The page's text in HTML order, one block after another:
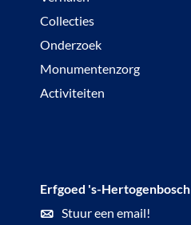
Collecties
Onderzoek
Monumentenzorg
Activiteiten
Erfgoed 's-Hertogenbosch
Stuur een email!